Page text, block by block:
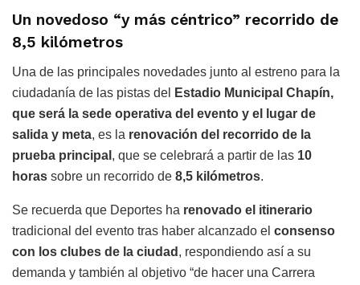
Un novedoso “y más céntrico” recorrido de
8,5 kilómetros
Una de las principales novedades junto al estreno para la
ciudadanía de las pistas del
Estadio Municipal Chapín,
que será la sede operativa del evento y el lugar de
salida y meta, es la renovación del recorrido de la
prueba principal , que se celebrará a partir de las 10
horas sobre un recorrido de 8,5 kilómetros.
Se recuerda que Deportes ha renovado el itinerario
tradicional del evento tras haber alcanzado el consenso
con los clubes de la ciudad , respondiendo así a su
demanda y también al objetivo “de hacer una Carrera